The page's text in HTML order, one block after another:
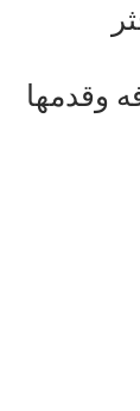
وقدمها